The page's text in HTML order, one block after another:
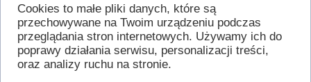
Cookies to małe pliki danych, które są
przechowywane na Twoim urządzeniu podczas
przeglądania stron internetowych. Używamy ich do
poprawy działania serwisu, personalizacji treści,
oraz analizy ruchu na stronie.